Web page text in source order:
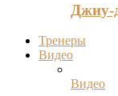
Джиу-
Тренеры
Видео
Видео